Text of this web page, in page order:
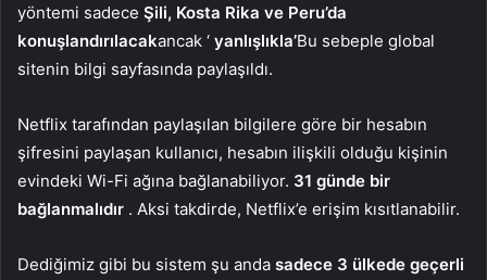
yöntemi sadece Şili, Kosta Rika ve Peru’da
konuşlandırılacakancak ‘ yanlışlıkla’Bu sebeple global
sitenin bilgi sayfasında paylaşıldı.
Netflix tarafından paylaşılan bilgilere göre bir hesabın
şifresini paylaşan kullanıcı, hesabın ilişkili olduğu kişinin
evindeki Wi-Fi ağına bağlanabiliyor. 31 günde bir
bağlanmalıdır . Aksi takdirde, Netflix’e erişim kısıtlanabilir.
Dediğimiz gibi bu sistem şu anda sadece 3 ülkede geçerli